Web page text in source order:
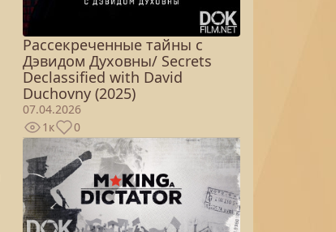
Рассекреченные тайны с
Дэвидом Духовны/ Secrets
Declassified with David
Duchovny (2025)
07.04.2026
1к
0